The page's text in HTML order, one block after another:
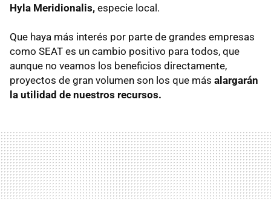
Hyla Meridionalis, especie local.
Que haya más interés por parte de grandes empresas
como SEAT es un cambio positivo para todos, que
aunque no veamos los beneficios directamente,
proyectos de gran volumen son los que más alargarán
la utilidad de nuestros recursos.